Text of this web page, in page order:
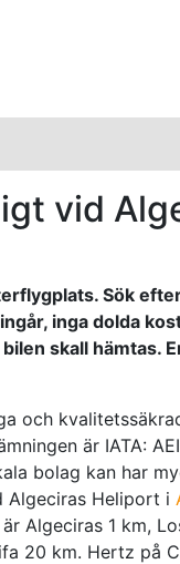
vid
Sök
inga dolda
skall hämtas.
och
är IATA:
bolag kan har
Algeciras Heliport i
Algeciras 1 km,
20 km. Hertz på